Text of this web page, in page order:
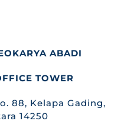
ABADI
TOWER
88, Kelapa Gading,
14250